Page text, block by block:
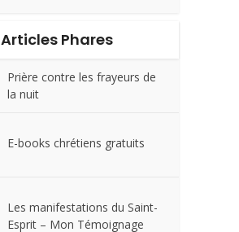
Articles Phares
Prière contre les frayeurs de
la nuit
E-books chrétiens gratuits
Les manifestations du Saint-
Esprit – Mon Témoignage